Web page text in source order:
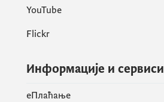
YouTube
Flickr
Информације и сервиси
eПлаћање